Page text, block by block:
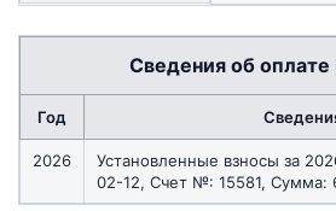
Сведения об оплате
Год
2026
Установленные взносы за
02-12, Счет №: 15581, Сумма: